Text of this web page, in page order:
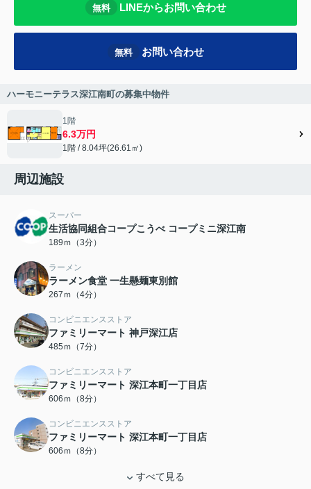
無料 LINEからお問い合わせ
無料 お問い合わせ
ハーモニーテラス深江南町の募集中物件
1階
6.3万円
1階 / 8.04坪(26.61㎡)
周辺施設
スーパー
生活協同組合コープこうべ コープミニ深江南
189ｍ（3分）
ラーメン
ラーメン食堂 一生懸麺東別館
267ｍ（4分）
コンビニエンスストア
ファミリーマート 神戸深江店
485ｍ（7分）
コンビニエンスストア
ファミリーマート 深江本町一丁目店
606ｍ（8分）
コンビニエンスストア
ファミリーマート 深江本町一丁目店
606ｍ（8分）
すべて見る